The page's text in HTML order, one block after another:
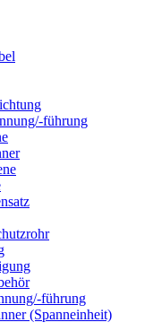
führung
führung
(Spanneinheit)